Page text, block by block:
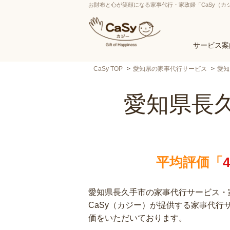
お財布と心が笑顔になる家事代行・家政婦「CaSy（カ
サービス
CaSy TOP 愛知県の家事代行サービス 愛
愛知県長
平均評価「
愛知県長久手市の家事代行サービス
CaSy（カジー）が提供する家事代行
価をいただいております。